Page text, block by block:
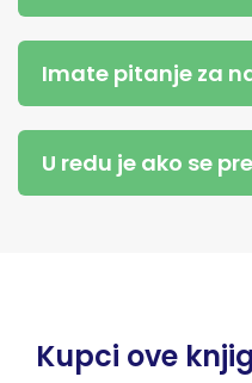
Imate pitanje za
U redu je ako se
Kupci ove